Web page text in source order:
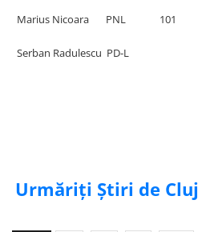
Marius Nicoara PNL
Serban Radulescu PD-L
Urmăriți Știri de